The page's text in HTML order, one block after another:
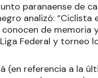
paranaense de
analizó:
conocen de
Federal y torneo
(en referencia a la